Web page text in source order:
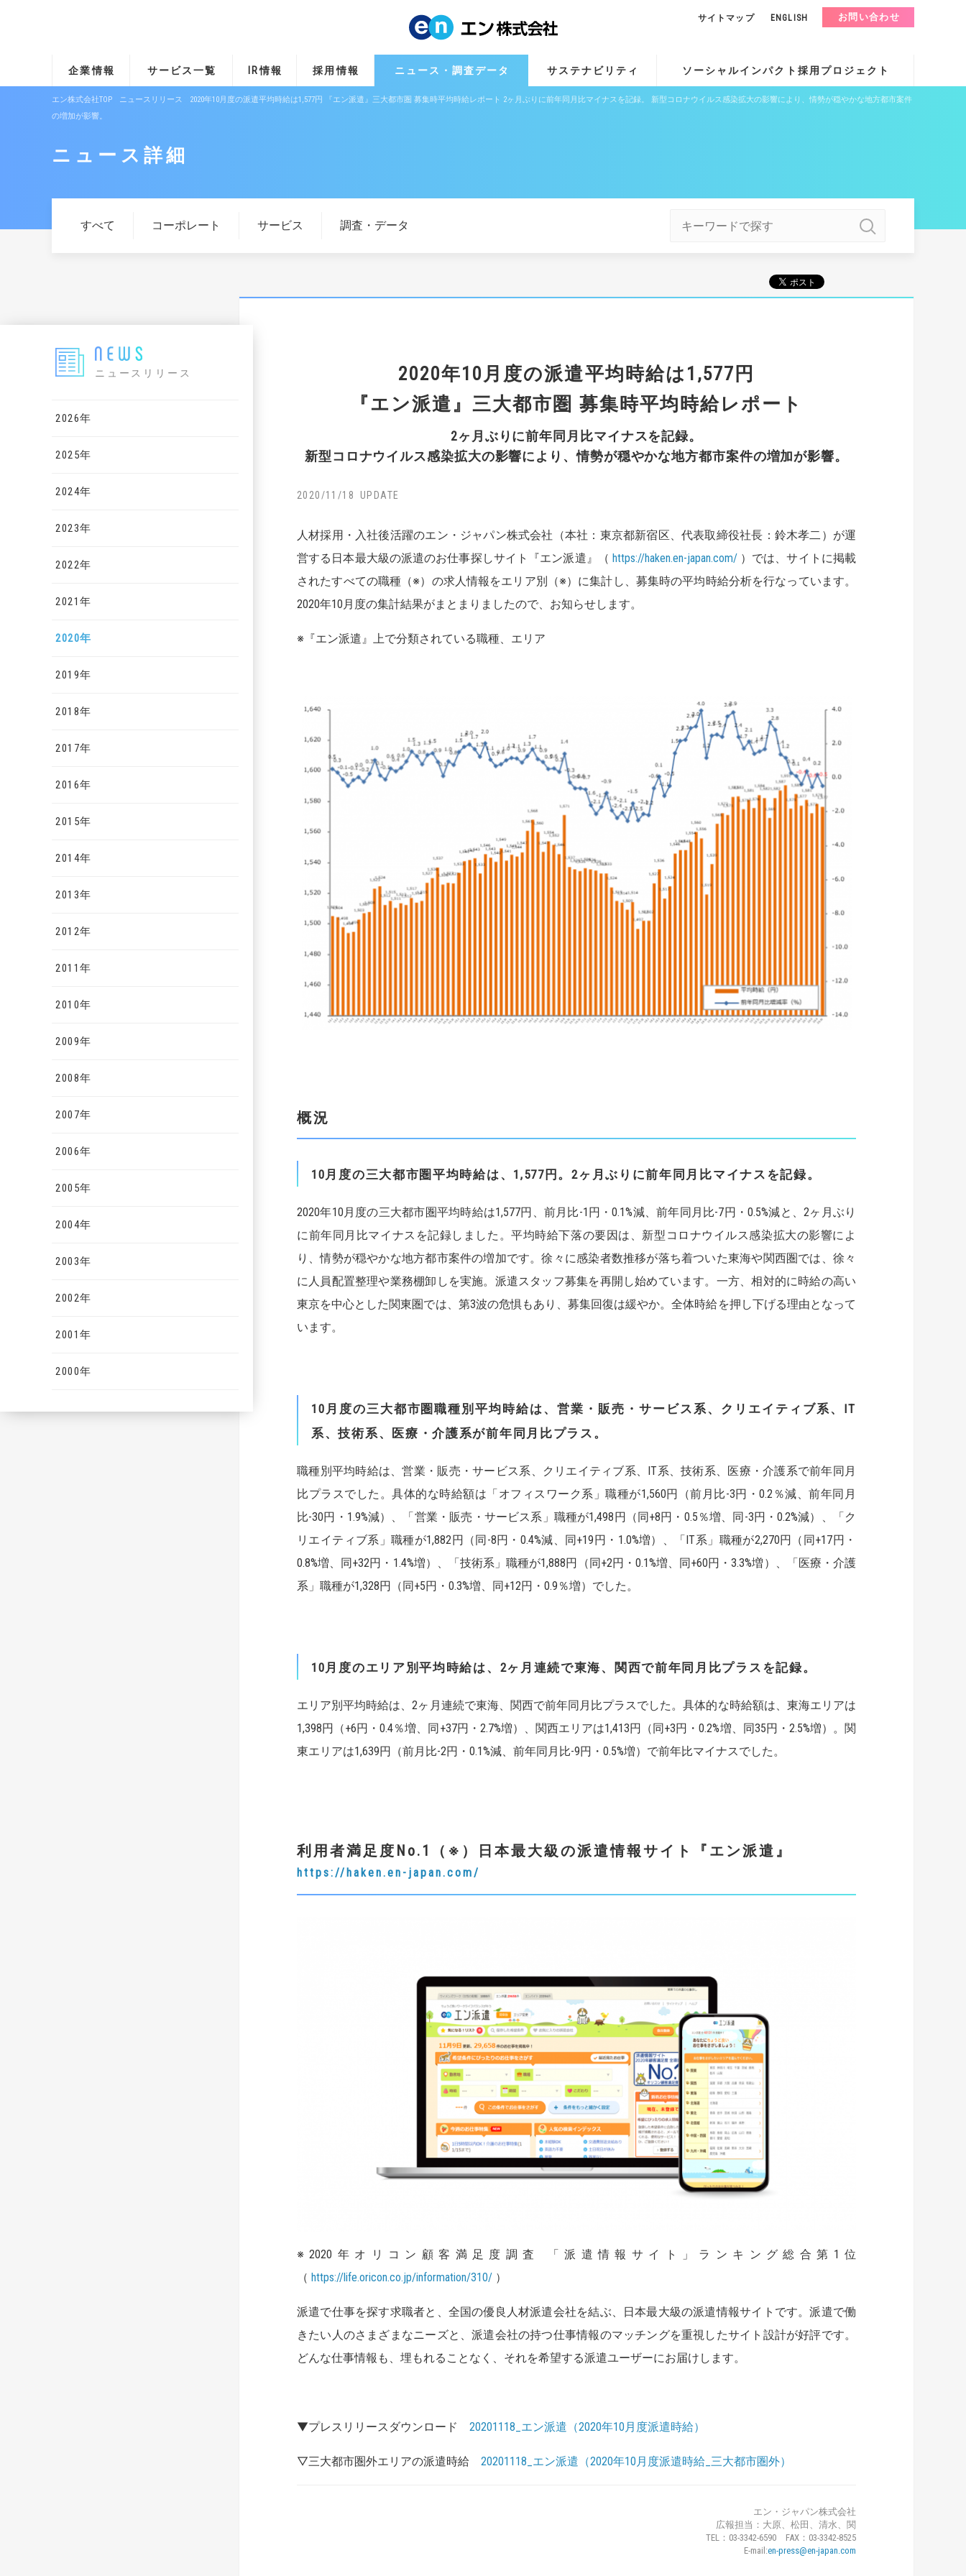
企業情報 サービス一覧 IR情報 採用情報 ニュース・調査データ サステナビリティ ソーシャルインパクト採用プロジェクト
サイトマップ ENGLISH お問い合わせ
エン株式会社TOP ニュースリリース
2020年10月度の派遣平均時給は1,577円 『エン派遣』三大都市圏 募集時平均時給レポート 2ヶ月ぶりに前年同月比マイナスを記録。 新型コロナウイルス感染拡大の影響により、情勢が穏やかな地方都市案件
の増加が影響。
ニュース詳細
すべて コーポレート サービス 調査・データ
ニュースリリース
2026年
2025年
2024年
2023年
2022年
2021年
2020年
2019年
2018年
2017年
2016年
2015年
2014年
2013年
2012年
2011年
2010年
2009年
2008年
2007年
2006年
2005年
2004年
2003年
2002年
2001年
2000年
2020年10月度の派遣平均時給は1,577円
『エン派遣』三大都市圏 募集時平均時給レポート
2ヶ月ぶりに前年同月比マイナスを記録。
新型コロナウイルス感染拡大の影響により、情勢が穏やかな地方都市案件の増加が影響。
2020/11/18
人材採用・入社後活躍のエン・ジャパン株式会社（本社：東京都新宿区、代表取締役社長：鈴木孝二）が運
営する日本最大級の派遣のお仕事探しサイト『エン派遣』（ https://haken.en-japan.com/）では、サイトに掲載
されたすべての職種（※）の求人情報をエリア別（※）に集計し、募集時の平均時給分析を行なっています。
2020年10月度の集計結果がまとまりましたので、お知らせします。
※『エン派遣』上で分類されている職種、エリア
概況
10月度の三大都市圏平均時給は、 1,577 円 。2ヶ月ぶりに前年同月比マイナスを記録。
2020年10月度の三大都市圏平均時給は1,577円、前月比-1円・0.1%減、前年同月比-7円・0.5%減と、2ヶ月ぶり
に前年同月比マイナスを記録しました。平均時給下落の要因は、新型コロナウイルス感染拡大の影響によ
り、情勢が穏やかな地方都市案件の増加です。徐々に感染者数推移が落ち着ついた東海や関西圏では、徐々
に人員配置整理や業務棚卸しを実施。派遣スタッフ募集を再開し始めています。一方、相対的に時給の高い
東京を中心とした関東圏では、第3波の危惧もあり、募集回復は緩やか。全体時給を押し下げる理由となって
います。
10 月度の三大都市圏職種別平均時給は、営業・販売・サービス系、クリエイティブ系、
IT
系、技術系、医療・介護系が前年同月比プラス。
職種別平均時給は、営業・販売・サービス系、クリエイティブ系、IT系、技術系、医療・介護系で前年同月
比プラスでした。具体的な時給額は「オフィスワーク系」職種が1,560円（前月比-3円・0.2％減、前年同月
比-30円・1.9%減）、「営業・販売・サービス系」職種が1,498円（同+8円・0.5％増、同-3円・0.2%減）、「ク
リエイティブ系」職種が1,882円（同-8円・0.4%減、同+19円・1.0%増）、「IT系」職種が2,270円（同+17円・
0.8%増、同+32円・1.4%増）、「技術系」職種が1,888円（同+2円・0.1%増、同+60円・3.3%増）、「医療・介護
系」職種が1,328円（同+5円・0.3%増、同+12円・0.9％増）でした。
10月度のエリア別平均時給は、 2ヶ月連続で東海、関西で前年同月比プラスを記録。
エリア別平均時給は、2ヶ月連続で東海、関西で前年同月比プラスでした。具体的な時給額は、東海エリアは
1,398円（+6円・0.4％増、同+37円・2.7%増）、関西エリアは1,413円（同+3円・0.2%増、同35円・2.5%増）。関
東エリアは1,639円（前月比-2円・0.1%減、前年同月比-9円・0.5%増）で前年比マイナスでした。
利用者満足度No.1（※）日本最大級の派遣情報サイト『エン派遣』
https://haken.en-japan.com/
※2020年オリコン顧客満足度調査 「派遣情報サイト」ランキング総合第1位
（ https://life.oricon.co.jp/information/310/ ）
派遣で仕事を探す求職者と、全国の優良人材派遣会社を結ぶ、日本最大級の派遣情報サイトです。派遣で働
きたい人のさまざまなニーズと、派遣会社の持つ仕事情報のマッチングを重視したサイト設計が好評です。
どんな仕事情報も、埋もれることなく、それを希望する派遣ユーザーにお届けします。
▼プレスリリースダウンロード 20201118_エン派遣（2020年10月度派遣時給）
▽三大都市圏外エリアの派遣時給 20201118_エン派遣（2020年10月度派遣時給_三大都市圏外）
エン・ジャパン株式会社
広報担当：大原、松田、清水、関
TEL：03-3342-6590 FAX：03-3342-8525
E-mail:en-press@en-japan.com